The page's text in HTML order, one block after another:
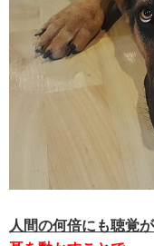
人間の何倍にも聴覚